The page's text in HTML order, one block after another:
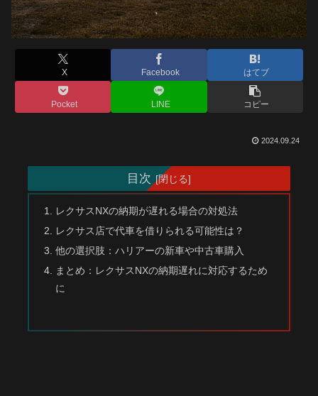
X Facebook はてブ
Pocket LINE コピー
2024.09.24
目次
レクサスNXの納期が遅れる場合の対処法
レクサス店で代車を借りられる可能性は？
他の選択肢：ハリアーの新車や中古車購入
まとめ：レクサスNXの納期遅れに対応するため
に